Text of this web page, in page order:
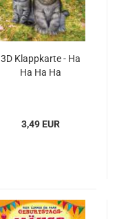
3D Klappkarte - Ha
Ha Ha Ha
3,49 EUR